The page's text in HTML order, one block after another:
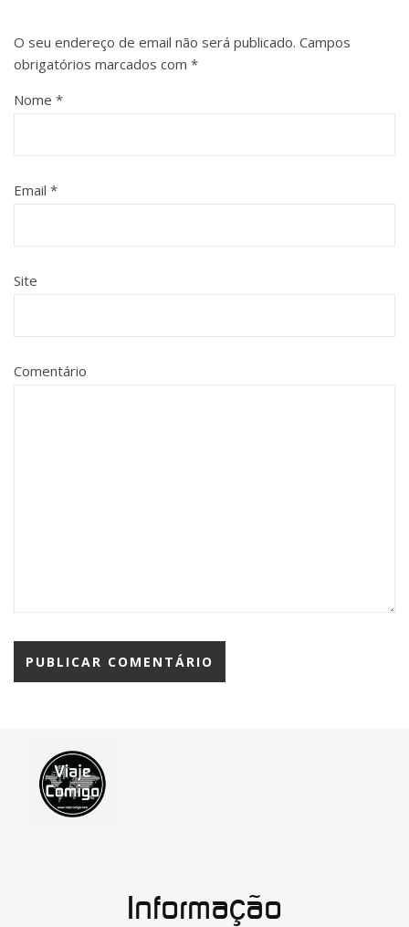
O seu endereço de email não será publicado. Campos
obrigatórios marcados com *
Nome *
Email *
Site
Comentário
Informação